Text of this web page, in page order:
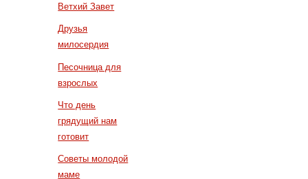
Ветхий Завет
Друзья
милосердия
Песочница для
взрослых
Что день
грядущий нам
готовит
Советы молодой
маме